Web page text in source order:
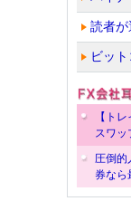
読者が
ビッ
【ト
スワッ
圧倒的
券なら